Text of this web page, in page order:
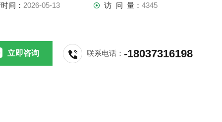
间： 2026-05-13 访 问 量： 4345
立即咨询 联系电话：-18037316198